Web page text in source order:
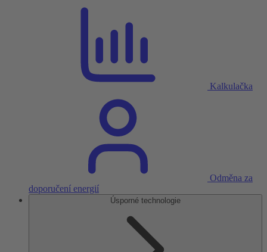
Kalkulačka
Odměna za
doporučení energií
Úsporné technologie